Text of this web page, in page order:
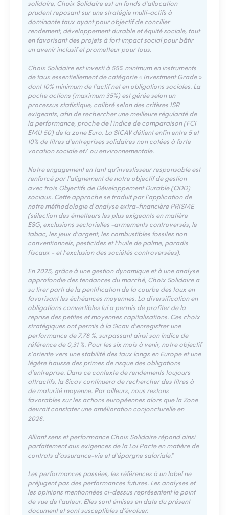
solidaire, Choix Solidaire est un fonds d’allocation
prudent reposant sur une stratégie multi-actifs à
dominante taux ayant pour objectif de concilier
rendement, développement durable et équité sociale, tout
en favorisant des projets à fort impact social pour bâtir
un avenir inclusif et prometteur pour tous.
Choix Solidaire est investi à 55 % minimum en instruments
de taux essentiellement de catégorie « Investment Grade »
dont 10 % minimum de l’actif net en obligations sociales. La
poche actions (maximum 35 %) est gérée selon un
processus statistique, calibré selon des critères ISR
exigeants, afin de rechercher une meilleure régularité de
la performance, proche de l’indice de comparaison (FCI
EMU 50) de la zone Euro. La SICAV détient enfin entre 5 et
10 % de titres d’entreprises solidaires non cotées à forte
vocation sociale et/ ou environnementale.
Notre engagement en tant qu’investisseur responsable est
renforcé par l'alignement de notre objectif de gestion
avec trois Objectifs de Développement Durable (ODD)
sociaux. Cette approche se traduit par l’application de
notre méthodologie d’analyse extra-financière PRISME
(sélection des émetteurs les plus exigeants en matière
ESG, exclusions sectorielles -armements controversés, le
tabac, les jeux d'argent, les combustibles fossiles non
conventionnels, pesticides et l'huile de palme, paradis
fiscaux - et l'exclusion des sociétés controversées).
En 2025, grâce à une gestion dynamique et à une analyse
approfondie des tendances du marché, Choix Solidaire a
su tirer parti de la pentification de la courbe des taux en
favorisant les échéances moyennes. La diversification en
obligations convertibles lui a permis de profiter de la
reprise des petites et moyennes capitalisations. Ces choix
stratégiques ont permis à la Sicav d'enregistrer une
performance de 7,78 %, surpassant ainsi son indice de
référence de 0,31 %. Pour les six mois à venir, notre objectif
s’oriente vers une stabilité des taux longs en Europe et une
légère hausse des primes de risque des obligations
d’entreprise. Dans ce contexte de rendements toujours
attractifs, la Sicav continuera de rechercher des titres à
de maturité moyenne. Par ailleurs, nous restons
favorables sur les actions européennes alors que la Zone
devrait constater une amélioration conjoncturelle en
2026.
Alliant sens et performance Choix Solidaire répond ainsi
parfaitement aux exigences de la Loi Pacte en matière de
contrats d’assurance-vie et d’épargne salariale."
Les performances passées, les références à un label ne
préjugent pas des performances futures. Les analyses et
les opinions mentionnées ci-dessus représentent le point
de vue de l’auteur. Elles sont émises en date du présent
document et sont susceptibles d’évoluer.